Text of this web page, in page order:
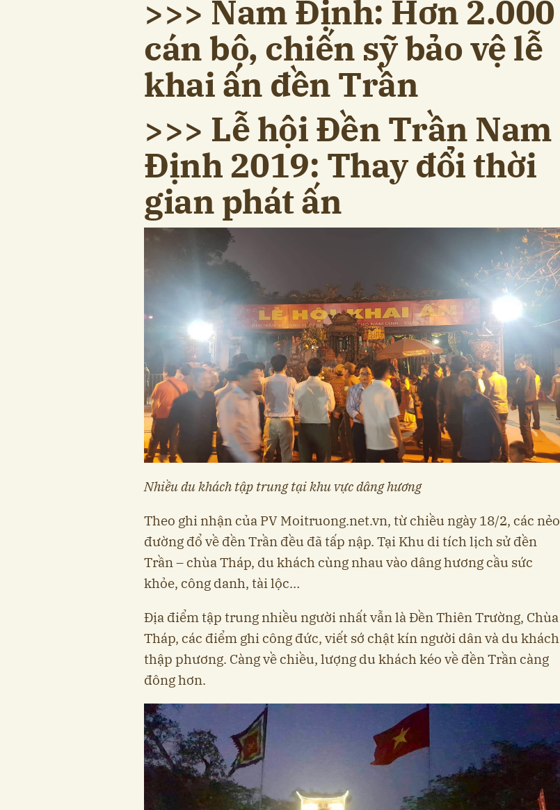
>>> Nam Định: Hơn 2.000
cán bộ, chiến sỹ bảo vệ lễ
khai ấn đền Trần
>>> Lễ hội Đền Trần Nam
Định 2019: Thay đổi thời
gian phát ấn
Nhiều du khách tập trung tại khu vực dâng hương
Theo ghi nhận của PV Moitruong.net.vn, từ chiều ngày 18/2, các nẻo
đường đổ về đền Trần đều đã tấp nập. Tại Khu di tích lịch sử đền
Trần – chùa Tháp, du khách cùng nhau vào dâng hương cầu sức
khỏe, công danh, tài lộc…
Địa điểm tập trung nhiều người nhất vẫn là Đền Thiên Trường, Chùa
Tháp, các điểm ghi công đức, viết sớ chật kín người dân và du khách
thập phương. Càng về chiều, lượng du khách kéo về đền Trần càng
đông hơn.